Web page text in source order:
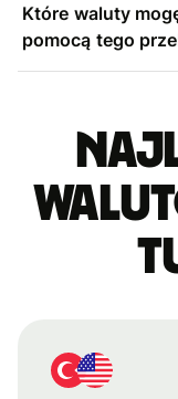
Które waluty
pomocą tego